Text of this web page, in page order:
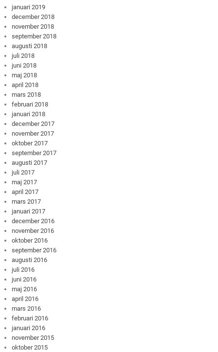
januari 2019
december 2018
november 2018
september 2018
augusti 2018
juli 2018
juni 2018
maj 2018
april 2018
mars 2018
februari 2018
januari 2018
december 2017
november 2017
oktober 2017
september 2017
augusti 2017
juli 2017
maj 2017
april 2017
mars 2017
januari 2017
december 2016
november 2016
oktober 2016
september 2016
augusti 2016
juli 2016
juni 2016
maj 2016
april 2016
mars 2016
februari 2016
januari 2016
november 2015
oktober 2015